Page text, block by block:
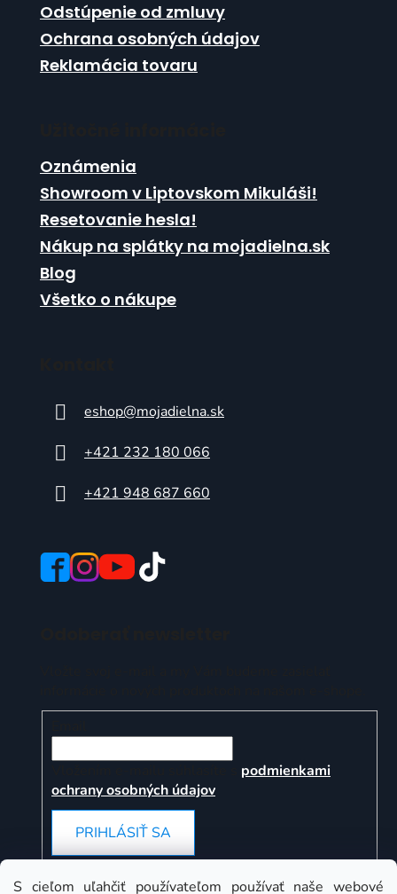
S cieľom uľahčiť používateľom používať naše webové
Odstúpenie od zmluvy
Ochrana osobných údajov
Reklamácia tovaru
Oznámenia
Showroom v Liptovskom Mikuláši!
Resetovanie hesla!
Nákup na splátky na mojadielna.sk
Blog
Všetko o nákupe
eshop@mojadielna.sk
+421 232 180 066
+421 948 687 660
podmienkami
ochrany osobných údajov
PRIHLÁSIŤ SA